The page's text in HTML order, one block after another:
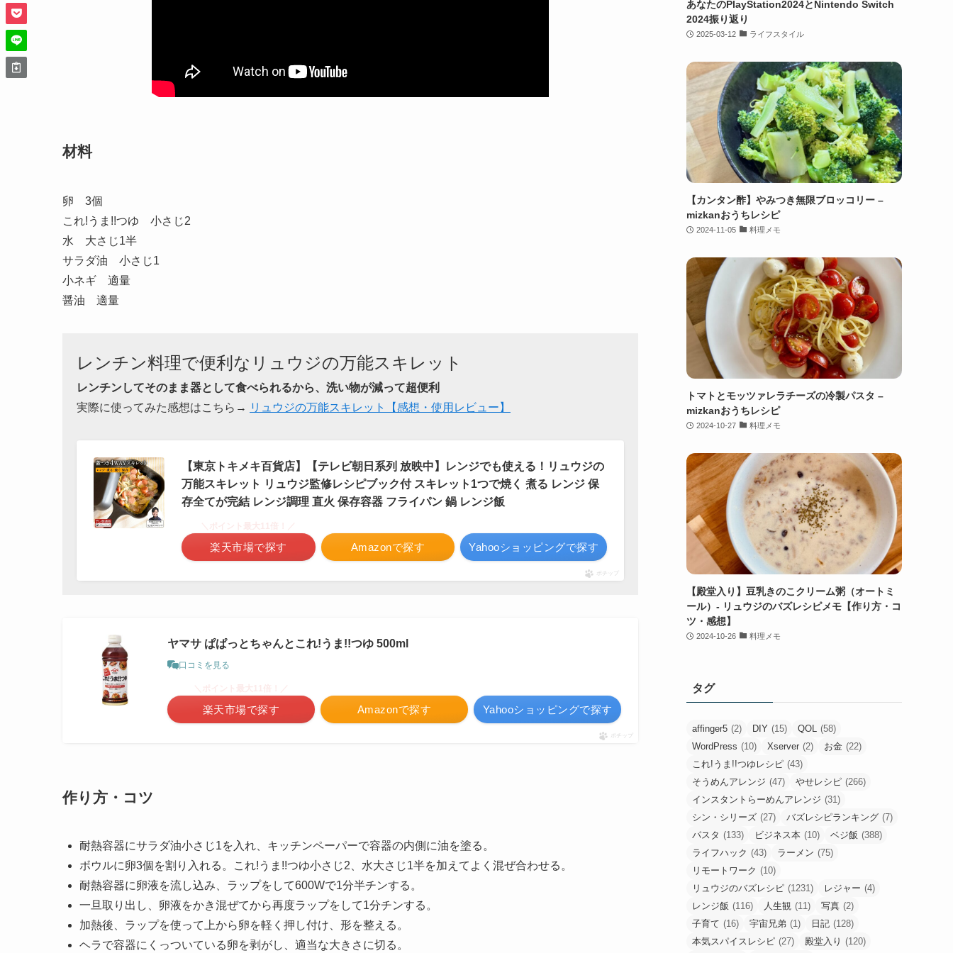
材料
卵 3個
これ!うま!!つゆ 小さじ2
水 大さじ1半
サラダ油 小さじ1
小ネギ 適量
醤油 適量
レンチン料理で便利なリュウジの万能スキレット
レンチンしてそのまま器として食べられるから、洗い物が減って超便利
実際に使ってみた感想はこちら→ リュウジの万能スキレット【感想・使用レビュー】
【東京トキメキ百貨店】【テレビ朝日系列 放映中】レンジでも使える！リュウジの
万能スキレット リュウジ監修レシピブック付 スキレット1つで焼く 煮る レンジ 保
存全てが完結 レンジ調理 直火 保存容器 フライパン 鍋 レンジ飯
Amazonで探す
楽天市場で探す Yahooショッピングで探す
ポチップ
ヤマサ ぱぱっとちゃんとこれ!うま!!つゆ 500ml
口コミを見る
Amazonで探す
楽天市場で探す Yahooショッピングで探す
ポチップ
作り方・コツ
耐熱容器にサラダ油小さじ1を入れ、キッチンペーパーで容器の内側に油を塗る。
ボウルに卵3個を割り入れる。これ!うま!!つゆ小さじ2、水大さじ1半を加えてよく混ぜ合わせる。
耐熱容器に卵液を流し込み、ラップをして600Wで1分半チンする。
一旦取り出し、卵液をかき混ぜてから再度ラップをして1分チンする。
加熱後、ラップを使って上から卵を軽く押し付け、形を整える。
ヘラで容器にくっついている卵を剥がし、適当な大きさに切る。
あなたのPlayStation2024とNintendo Switch
2024振り返り
2025-03-12 ライフスタイル
【カンタン酢】やみつき無限ブロッコリー –
mizkanおうちレシピ
2024-11-05 料理メモ
トマトとモッツァレラチーズの冷製パスタ –
mizkanおうちレシピ
2024-10-27 料理メモ
【殿堂入り】豆乳きのこクリーム粥（オートミ
ール）- リュウジのバズレシピメモ【作り方・コ
ツ・感想】
2024-10-26 料理メモ
タグ
affinger5 (2) DIY (15) QOL (58)
WordPress (10) Xserver (2) お金 (22)
これ!うま!!つゆレシピ (43)
そうめんアレンジ (47) やせレシピ (266)
インスタントらーめんアレンジ (31)
シン・シリーズ (27) バズレシピランキング (7)
パスタ (133) ビジネス本 (10) ベジ飯 (388)
ライフハック (43) ラーメン (75)
リモートワーク (10)
リュウジのバズレシピ (1231) レジャー (4)
レンジ飯 (116) 人生観 (11) 写真 (2)
子育て (16) 宇宙兄弟 (1) 日記 (128)
本気スパイスレシピ (27) 殿堂入り (120)